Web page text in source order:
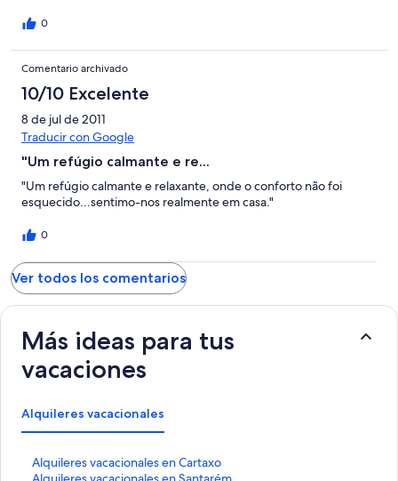
0
Comentario archivado
10/10 Excelente
8 de jul de 2011
Traducir con Google
"Um refúgio calmante e re...
"Um refúgio calmante e relaxante, onde o conforto não foi
esquecido...sentimo-nos realmente em casa."
0
Ver todos los comentarios
Más ideas para tus
vacaciones
Alquileres vacacionales
Alquileres vacacionales en Cartaxo
E
n
E